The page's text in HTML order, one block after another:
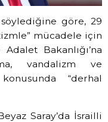
göre, 29
mücadele için
Bakanlığı’na
vandalizm ve
“derhal
Saray’da İsrailli